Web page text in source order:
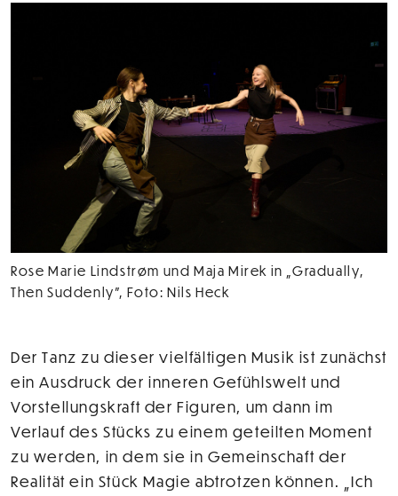
Rose Marie Lindstrøm und Maja Mirek in „Gradually,
Then Suddenly”, Foto: Nils Heck
Der Tanz zu dieser vielfältigen Musik ist zunächst
ein Ausdruck der inneren Gefühlswelt und
Vorstellungskraft der Figuren, um dann im
Verlauf des Stücks zu einem geteilten Moment
zu werden, in dem sie in Gemeinschaft der
Realität ein Stück Magie abtrotzen können. „Ich